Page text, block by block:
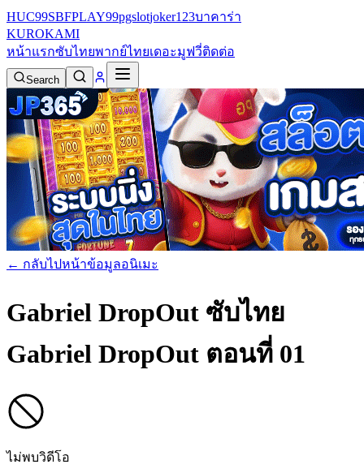
HUC99SBFPLAY99pgslotjoker123บาคาร่า
KUROKAMI
หน้าแรกซับไทยพากย์ไทยเดอะมูฟวี่ติดต่อ
Search
← กลับไปหน้าข้อมูลอนิเมะ
Gabriel DropOut ซับไทย
Gabriel DropOut ตอนที่ 01
ไม่พบวิดีโอ